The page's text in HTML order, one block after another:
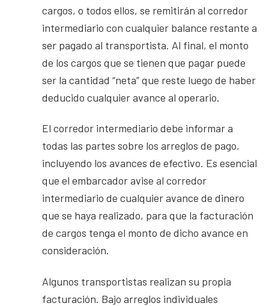
cargos, o todos ellos, se remitirán al corredor
intermediario con cualquier balance restante a
ser pagado al transportista. Al final, el monto
de los cargos que se tienen que pagar puede
ser la cantidad “neta” que reste luego de haber
deducido cualquier avance al operario.
El corredor intermediario debe informar a
todas las partes sobre los arreglos de pago,
incluyendo los avances de efectivo. Es esencial
que el embarcador avise al corredor
intermediario de cualquier avance de dinero
que se haya realizado, para que la facturación
de cargos tenga el monto de dicho avance en
consideración.
Algunos transportistas realizan su propia
facturación. Bajo arreglos individuales